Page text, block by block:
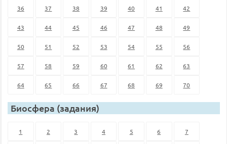
36 37 38 39 40 41 42
43 44 45 46 47 48 49
50 51 52 53 54 55 56
57 58 59 60 61 62 63
64 65 66 67 68 69 70
Биосфера (задания)
1 2 3 4 5 6 7